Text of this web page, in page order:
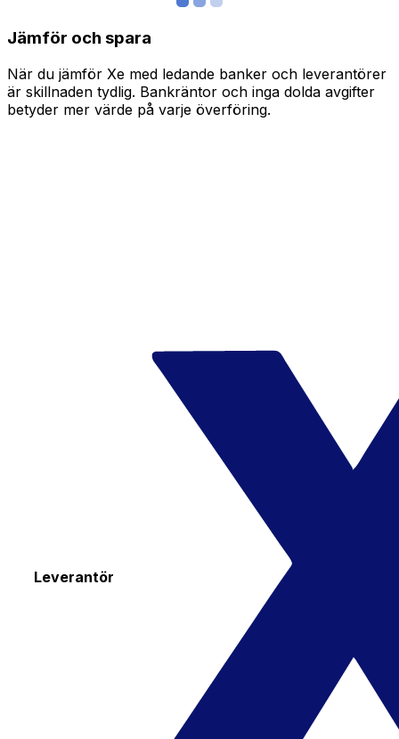
Jämför och spara
När du jämför Xe med ledande banker och leverantörer
är skillnaden tydlig. Bankräntor och inga dolda avgifter
betyder mer värde på varje överföring.
Leverantör